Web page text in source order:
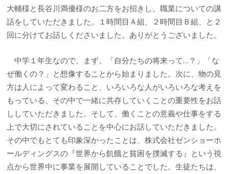
大輔様と長谷川満優様のお二方をお招きし、職業についての講
話をしていただきました。１時間目Ａ組、２時間目Ｂ組、と２
回に分けてお話しくださいました。ありがとうございました。
中学１年生なので、まず、「自分たちの将来って…？」「な
ぜ働くの？」と想像することから始まりました。次に、物の見
方は人によって変わること、いろいろな人がいろいろな考えを
もっている、その中で一緒に共存していくことの重要性をお話
ししていただきました。そして、働くことの意義や仕事をする
上で大切にされていることを中心にお話していただきました。
その中でもとても印象深かったことは、株式会社ゼンショーホ
ールディングスの『世界から飢餓と貧困を撲滅する』という視
点から世界中に事業を展開していることでした。生徒たちは、